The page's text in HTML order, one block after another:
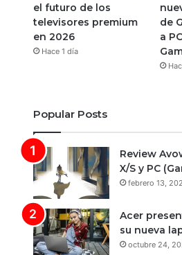
el futuro de los
televisores premium
en 2026
Hace 1 día
de
a
Popular Posts
Review
X/S y PC
febrero 13,
Acer
su nueva
octubre 24,